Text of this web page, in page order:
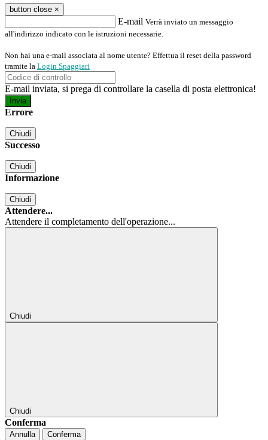
button close ×
E-mail Verrà inviato un messaggio
all'indirizzo indicato con le istruzioni necessarie.
Non hai una e-mail associata al nome utente? Effettua il reset della password
tramite la Login Spaggiari
E-mail inviata, si prega di controllare la casella di posta elettronica!
Errore
Chiudi
Successo
Chiudi
Informazione
Chiudi
Attendere...
Attendere il completamento dell'operazione...
Chiudi
Chiudi
Conferma
Annulla Conferma